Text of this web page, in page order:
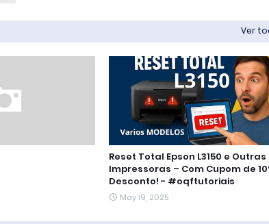
Ver
Reset Total Epson L3150 e Outras
Impressoras – Com Cupom de
Desconto! - #oqftutoriais
May 19, 2025